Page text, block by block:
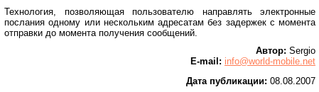
Технология, позволяющая пользователю направлять электронные
послания одному или нескольким адресатам без задержек с момента
отправки до момента получения сообщений.
Автор: Sergio
E-mail: info@world-mobile.net
Дата публикации: 08.08.2007